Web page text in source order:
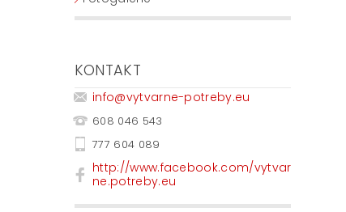
KONTAKT
info@vytvarne-potreby.eu
608 046 543
777 604 089
http://www.facebook.com/vytvar
ne.potreby.eu